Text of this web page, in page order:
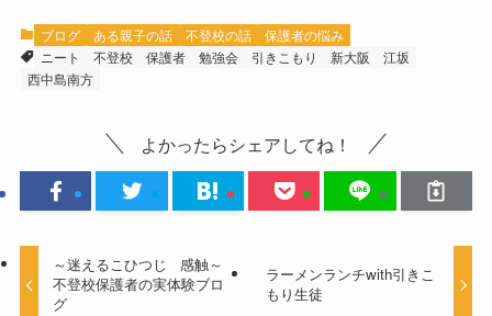
ブログ ある親子の話 不登校の話
保護者の悩み
ニート
不登校 保護者 勉強会 引きこもり 新大阪
江坂
西中島南方
よかったらシェアしてね！
～迷えるこひつじ 感触～
不登校保護者の実体験ブロ
グ
ラーメンランチwith引きこ
もり生徒